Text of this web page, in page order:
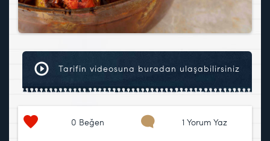
Tarifin videosuna buradan ulaşabilirsiniz
0 Beğen 1 Yorum Yaz